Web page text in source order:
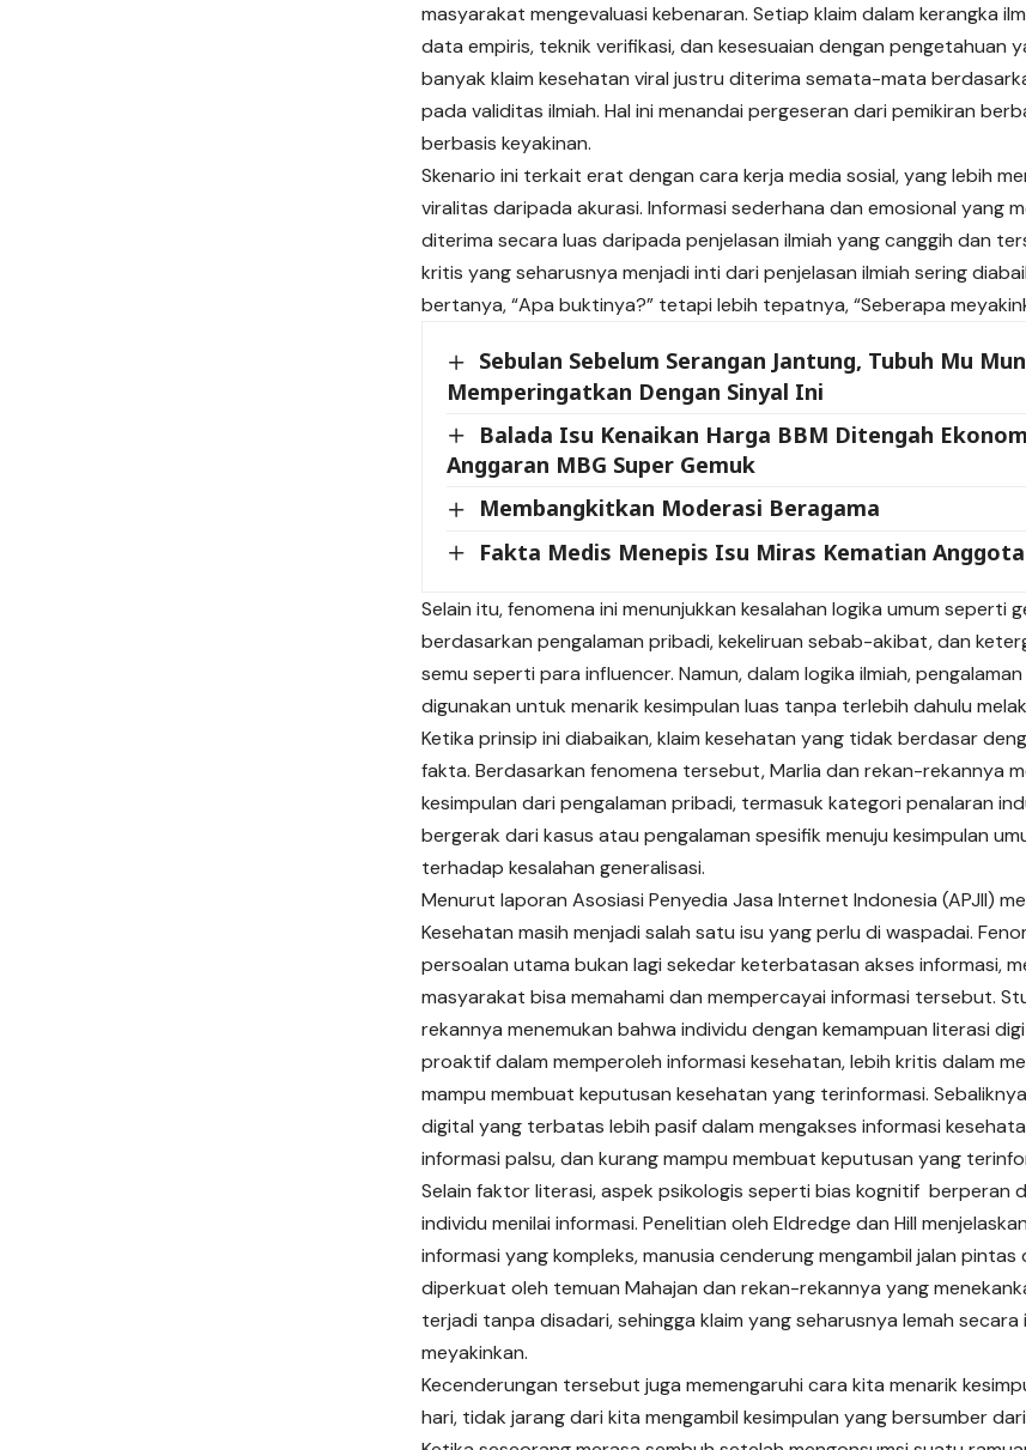
masyarakat mengevaluasi kebenaran. Setiap klaim dalam kerangka
data empiris, teknik verifikasi, dan kesesuaian dengan pengetahuan
banyak klaim kesehatan viral justru diterima semata-mata
pada validitas ilmiah. Hal ini menandai pergeseran dari pemikiran
berbasis keyakinan.
Skenario ini terkait erat dengan cara kerja media sosial, yang lebih
viralitas daripada akurasi. Informasi sederhana dan emosional yang
diterima secara luas daripada penjelasan ilmiah yang canggih dan
kritis yang seharusnya menjadi inti dari penjelasan ilmiah sering
bertanya, “Apa buktinya?” tetapi lebih tepatnya, “Seberapa
Sebulan Sebelum Serangan Jantung, Tubuh Mu
Memperingatkan Dengan Sinyal Ini
Balada Isu Kenaikan Harga BBM Ditengah
Anggaran MBG Super Gemuk
Membangkitkan Moderasi Beragama
Fakta Medis Menepis Isu Miras Kematian
Selain itu, fenomena ini menunjukkan kesalahan logika umum seperti
berdasarkan pengalaman pribadi, kekeliruan sebab-akibat, dan
semu seperti para influencer. Namun, dalam logika ilmiah,
digunakan untuk menarik kesimpulan luas tanpa terlebih dahulu
Ketika prinsip ini diabaikan, klaim kesehatan yang tidak berdasar
fakta. Berdasarkan fenomena tersebut, Marlia dan rekan-rekannya
kesimpulan dari pengalaman pribadi, termasuk kategori penalaran
bergerak dari kasus atau pengalaman spesifik menuju kesimpulan
terhadap kesalahan generalisasi.
Menurut laporan Asosiasi Penyedia Jasa Internet Indonesia (APJII)
Kesehatan masih menjadi salah satu isu yang perlu di waspadai.
persoalan utama bukan lagi sekedar keterbatasan akses informasi,
masyarakat bisa memahami dan mempercayai informasi tersebut.
rekannya menemukan bahwa individu dengan kemampuan literasi
proaktif dalam memperoleh informasi kesehatan, lebih kritis dalam
mampu membuat keputusan kesehatan yang terinformasi.
digital yang terbatas lebih pasif dalam mengakses informasi
informasi palsu, dan kurang mampu membuat keputusan yang
Selain faktor literasi, aspek psikologis seperti bias kognitif berperan
individu menilai informasi. Penelitian oleh Eldredge dan Hill
informasi yang kompleks, manusia cenderung mengambil jalan pintas
diperkuat oleh temuan Mahajan dan rekan-rekannya yang
terjadi tanpa disadari, sehingga klaim yang seharusnya lemah secara
meyakinkan.
Kecenderungan tersebut juga memengaruhi cara kita menarik
hari, tidak jarang dari kita mengambil kesimpulan yang bersumber